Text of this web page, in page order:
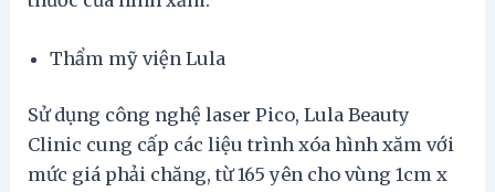
Thẩm mỹ viện Lula
Sử dụng công nghệ laser Pico, Lula Beauty
Clinic cung cấp các liệu trình xóa hình xăm với
mức giá phải chăng, từ 165 yên cho vùng 1cm x